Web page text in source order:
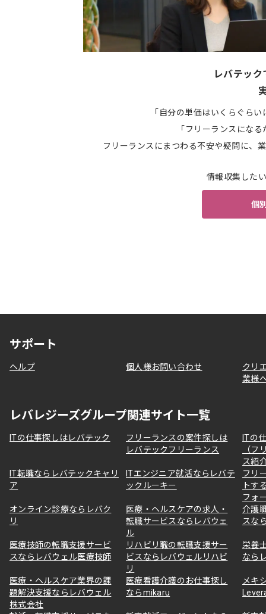
レバテッ
「自分の単価はいくらぐら
「フリーランスにな
フリーランスにまつわる不安や疑問に、
情報収集した
個
サポート
ヘルプ 個人様お問い合わせ
クリ
業様
レバレジーズグループ関連サイト一覧
ITの仕事探しはレバテック
フリーランスの案件探しは
レバテックフリーランス
ITの
（フ
ス紹
IT転職ならレバテックキャリ
ア
ITエンジニア就活ならレバテ
ックルーキー
フリ
トす
フォ
オンライン診療ならレバク
リ
医療・ヘルスケアの求人・
転職サービスならレバウェ
ル
介護
スな
医療技師の転職支援サービ
スならレバウェル医療技師
リハビリ職の転職支援サー
ビスならレバウェルリハビ
リ
栄養
なら
医療・ヘルスケア業界の課
題解決支援ならレバウェル
株式会社
医療看護介護のお仕事探し
ならmikaru
メキ